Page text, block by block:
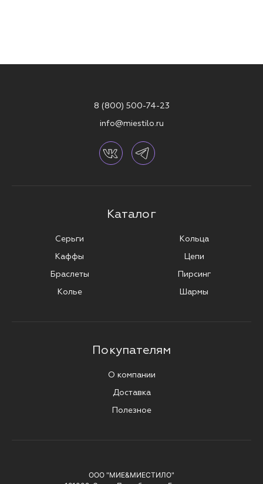
8 (800) 500-74-23
info@miestilo.ru
Каталог
Серьги
Каффы
Браслеты
Колье
Кольца
Цепи
Пирсинг
Шармы
Покупателям
О компании
Доставка
Полезное
ООО "МИЕ&МИЕСТИЛО"